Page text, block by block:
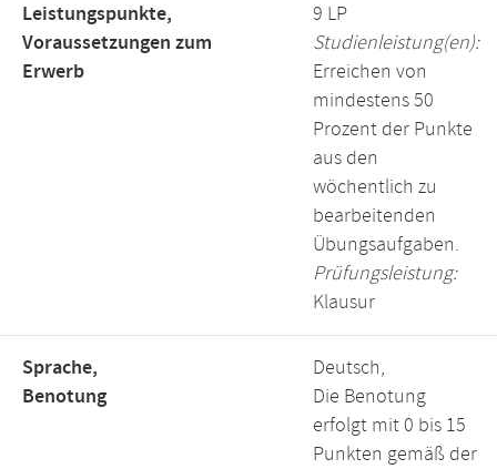
Leistungspunkte,
Voraussetzungen zum
Erwerb
9 LP
Studienleistung(en):
Erreichen von
mindestens 50
Prozent der Punkte
aus den
wöchentlich zu
bearbeitenden
Übungsaufgaben.
Prüfungsleistung:
Klausur
Sprache,
Benotung
Deutsch,
Die Benotung
erfolgt mit 0 bis 15
Punkten gemäß der